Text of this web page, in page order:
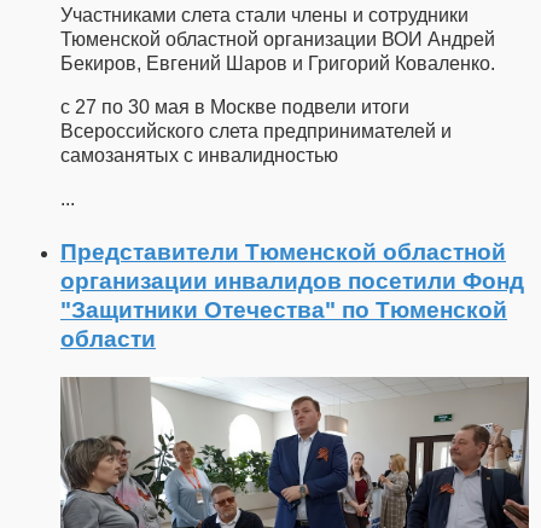
Участниками слета стали члены и сотрудники
Тюменской областной организации ВОИ Андрей
Бекиров, Евгений Шаров и Григорий Коваленко.
с 27 по 30 мая в Москве подвели итоги
Всероссийского слета предпринимателей и
самозанятых с инвалидностью
...
Представители Тюменской областной
организации инвалидов посетили Фонд
"Защитники Отечества" по Тюменской
области